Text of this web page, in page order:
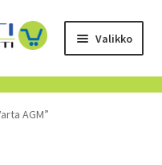
Valikko
AGM”